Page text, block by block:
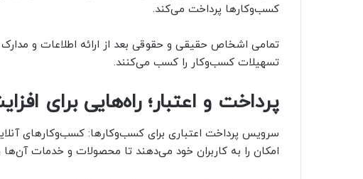
کسب‌و‌کارها پرداخت می‌کند.
تمامی اشخاص حقیقی و حقوقی بعد از ارائه اطلاعات و
تسهیلات کسب‌و‌کار را کسب می‌کنند.
پرداخت و اعتبار؛ راه‌هایی برای
سرویس پرداخت اعتباری برای کسب‌و‌کارها: کسب‌و‌کارهای
امکان را به کاربران خود می‌دهند تا محصولات و خدمات آن‌ها